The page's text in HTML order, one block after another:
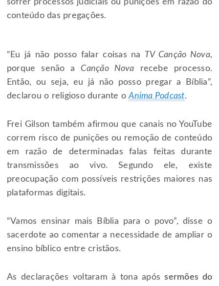
sofrer processos judiciais ou punições em razão do
conteúdo das pregações.
“Eu já não posso falar coisas na TV Canção Nova,
porque senão a Canção Nova recebe processo.
Então, ou seja, eu já não posso pregar a Bíblia”,
declarou o religioso durante oAnima Podcast.
Frei Gilson também afirmou que canais no YouTube
correm risco de punições ou remoção de conteúdo
em razão de determinadas falas feitas durante
transmissões ao vivo. Segundo ele, existe
preocupação com possíveis restrições maiores nas
plataformas digitais.
“Vamos ensinar mais Bíblia para o povo”, disse o
sacerdote ao comentar a necessidade de ampliar o
ensino bíblico entre cristãos.
As declarações voltaram à tona apóssermões do